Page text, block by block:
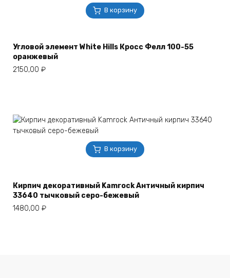
В корзину
Угловой элемент White Hills Кросс Фелл 100-55
оранжевый
2150,00 ₽
В корзину
Кирпич декоративный Kamrock Античный кирпич
33640 тычковый серо-бежевый
1480,00 ₽